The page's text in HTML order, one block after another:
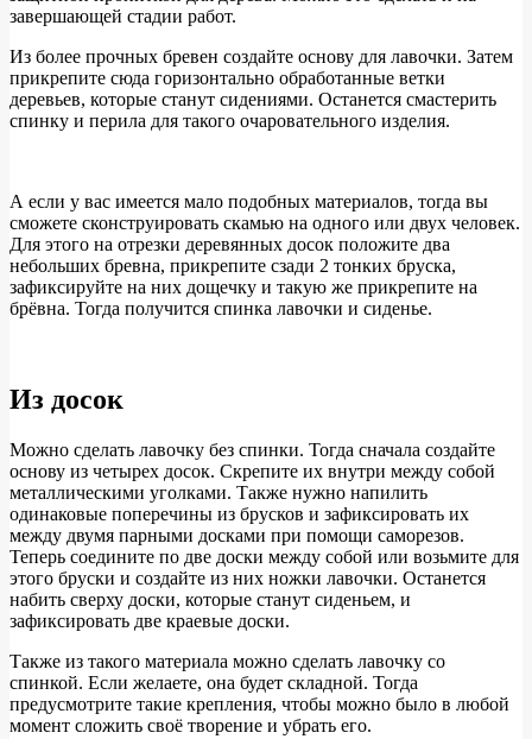
завершающей стадии работ.
Из более прочных бревен создайте основу для лавочки. Затем
прикрепите сюда горизонтально обработанные ветки
деревьев, которые станут сидениями. Останется смастерить
спинку и перила для такого очаровательного изделия.
А если у вас имеется мало подобных материалов, тогда вы
сможете сконструировать скамью на одного или двух человек.
Для этого на отрезки деревянных досок положите два
небольших бревна, прикрепите сзади 2 тонких бруска,
зафиксируйте на них дощечку и такую же прикрепите на
брёвна. Тогда получится спинка лавочки и сиденье.
Из досок
Можно сделать лавочку без спинки. Тогда сначала создайте
основу из четырех досок. Скрепите их внутри между собой
металлическими уголками. Также нужно напилить
одинаковые поперечины из брусков и зафиксировать их
между двумя парными досками при помощи саморезов.
Теперь соедините по две доски между собой или возьмите для
этого бруски и создайте из них ножки лавочки. Останется
набить сверху доски, которые станут сиденьем, и
зафиксировать две краевые доски.
Также из такого материала можно сделать лавочку со
спинкой. Если желаете, она будет складной. Тогда
предусмотрите такие крепления, чтобы можно было в любой
момент сложить своё творение и убрать его.